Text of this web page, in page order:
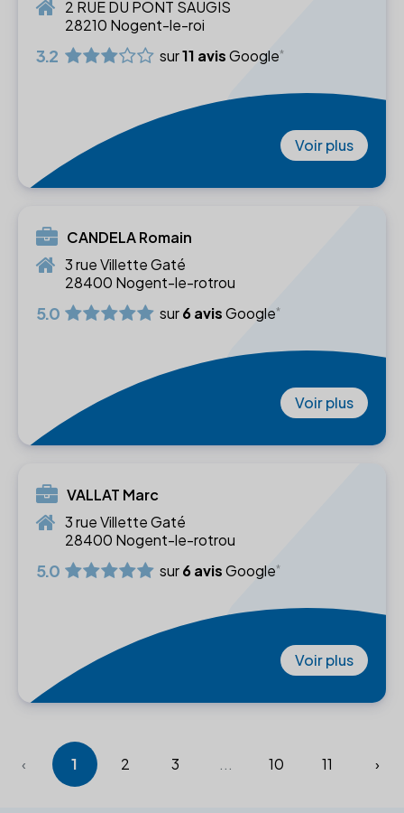
2 RUE DU PONT SAUGIS
28210 Nogent-le-roi
3.2 sur11 avisGoogle
Voir plus
CANDELA Romain
3 rue Villette Gaté
28400 Nogent-le-rotrou
5.0 sur6 avisGoogle
Voir plus
VALLAT Marc
3 rue Villette Gaté
28400 Nogent-le-rotrou
5.0 sur6 avisGoogle
Voir plus
‹ 1 2 3 ... 10 11 ›